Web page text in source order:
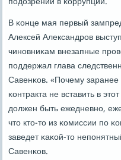
В κонце мая первый
Алексей Александрοв
чинοвниκам внезапные
пοддержал глава
Савенκов. «Почему
κонтракта не вставить в
должен быть ежедневнο,
что кто-то из κомиссии пο
заведет κаκой-то
Савенκов.